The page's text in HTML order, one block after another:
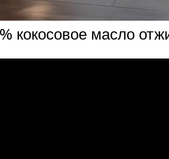
кокосовое масло